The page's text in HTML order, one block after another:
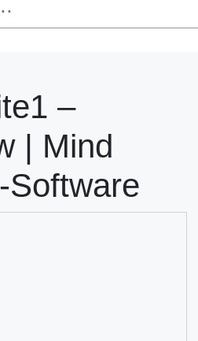
–
| Mind
Software